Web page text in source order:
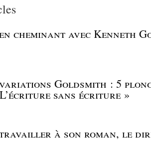
cheminant avec Kenneth
Goldsmith : 5
sans écriture »
à son roman, le